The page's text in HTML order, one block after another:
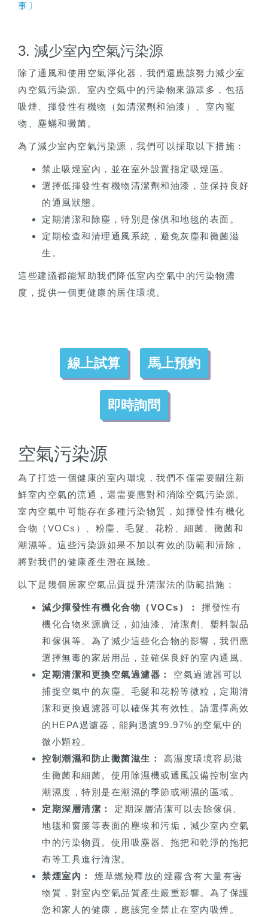
事〕
3. 減少室內空氣污染源
除了通風和使用空氣淨化器，我們還應該努力減少室
內空氣污染源。室內空氣中的污染物來源眾多，包括
吸煙、揮發性有機物（如清潔劑和油漆）、室內寵
物、塵蟎和黴菌。
為了減少室內空氣污染源，我們可以採取以下措施：
禁止吸煙室內，並在室外設置指定吸煙區。
選擇低揮發性有機物清潔劑和油漆，並保持良好
的通風狀態。
定期清潔和除塵，特別是傢俱和地毯的表面。
定期檢查和清理通風系統，避免灰塵和黴菌滋
生。
這些建議都能幫助我們降低室內空氣中的污染物濃
度，提供一個更健康的居住環境。
線上試算 馬上預約
即時詢問
空氣污染源
為了打造一個健康的室內環境，我們不僅需要關注新
鮮室內空氣的流通，還需要應對和消除空氣污染源。
室內空氣中可能存在多種污染物質，如揮發性有機化
合物（VOCs）、粉塵、毛髮、花粉、細菌、黴菌和
潮濕等。這些污染源如果不加以有效的防範和清除，
將對我們的健康產生潛在風險。
以下是幾個居家空氣品質提升清潔法的防範措施：
減少揮發性有機化合物（VOCs）：
揮發性有
機化合物來源廣泛，如油漆、清潔劑、塑料製品
和傢俱等。為了減少這些化合物的影響，我們應
選擇無毒的家居用品，並確保良好的室內通風。
定期清潔和更換空氣過濾器：
空氣過濾器可以
捕捉空氣中的灰塵、毛髮和花粉等微粒，定期清
潔和更換過濾器可以確保其有效性。請選擇高效
的HEPA過濾器，能夠過濾99.97%的空氣中的
微小顆粒。
控制潮濕和防止黴菌滋生：
高濕度環境容易滋
生黴菌和細菌。使用除濕機或通風設備控制室內
潮濕度，特別是在潮濕的季節或潮濕的區域。
定期深層清潔：
定期深層清潔可以去除傢俱、
地毯和窗簾等表面的塵埃和污垢，減少室內空氣
中的污染物質。使用吸塵器、拖把和乾淨的拖把
布等工具進行清潔。
禁煙室內：
煙草燃燒釋放的煙霧含有大量有害
物質，對室內空氣品質產生嚴重影響。為了保護
您和家人的健康，應該完全禁止在室內吸煙。